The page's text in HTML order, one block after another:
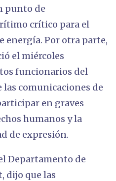
punto de
crítico para el
Por otra parte,
el miércoles
funcionarios del
las comunicaciones de
en graves
humanos y la
de expresión.
Departamento de
dijo que las